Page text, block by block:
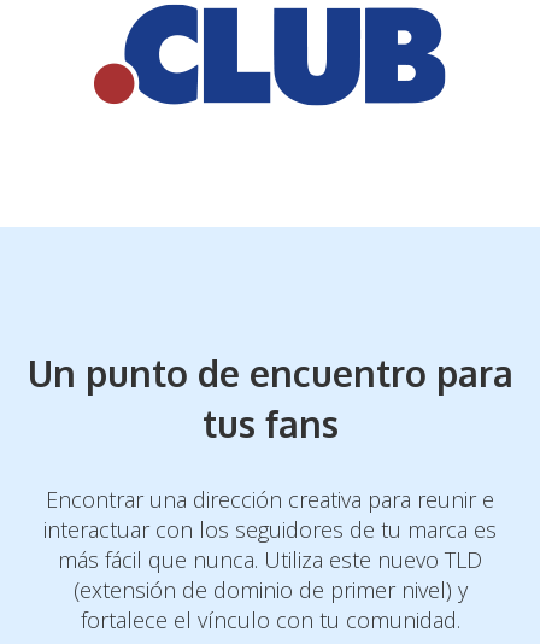
Un punto de encuentro para
tus fans
Encontrar una dirección creativa para reunir e
interactuar con los seguidores de tu marca es
más fácil que nunca. Utiliza este nuevo TLD
(extensión de dominio de primer nivel) y
fortalece el vínculo con tu comunidad.